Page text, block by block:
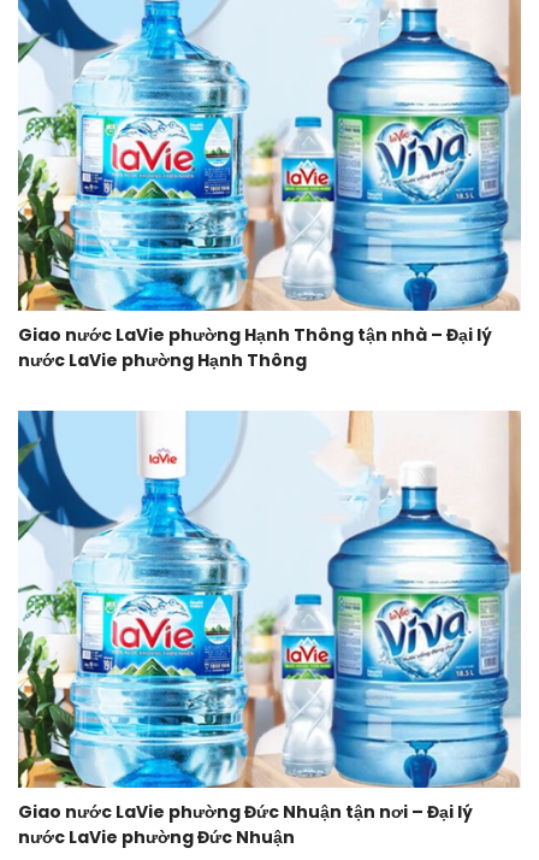
Giao nước LaVie phường Hạnh Thông tận nhà – Đại lý
nước LaVie phường Hạnh Thông
Giao nước LaVie phường Đức Nhuận tận nơi – Đại lý
nước LaVie phường Đức Nhuận